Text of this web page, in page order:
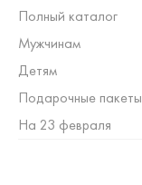
Полный каталог
Мужчинам
Детям
Подарочные пакеты
На 23 февраля